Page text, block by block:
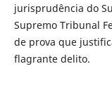
jurisprudência do
Supremo Tribunal
de prova que
flagrante delito.